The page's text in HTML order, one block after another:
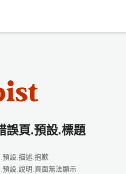
誤頁.預設.標題
預設.描述.抱歉
預設.說明.頁面無法顯示